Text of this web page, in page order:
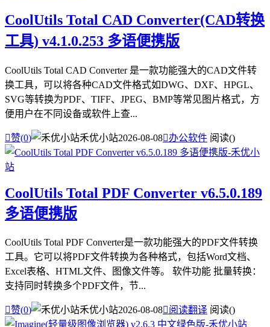
CoolUtils Total CAD Converter(CAD转换
工具) v4.1.0.253 多语便携版
CoolUtils Total CAD Converter 是一款功能强大的CAD文件转
换工具，可以将各种CAD文件格式如DWG、DXF、HPGL、
SVG等转换为PDF、TIFF、JPEG、BMP等常见图片格式，方
便用户在不同设备或软件上查...
赞(0) 禾优小站2026-08-08办公软件 阅读()
CoolUtils Total PDF Converter v6.5.0.189
多语便携版
CoolUtils Total PDF Converter是一款功能强大的PDF文件转换
工具。它可以将PDF文件转换为各种格式，包括Word文档、
Excel表格、HTML文件、图像文件等。 软件功能 批量转换：
支持同时转换多个PDF文件，节...
赞(0) 禾优小站2026-08-08阅读翻译 阅读()